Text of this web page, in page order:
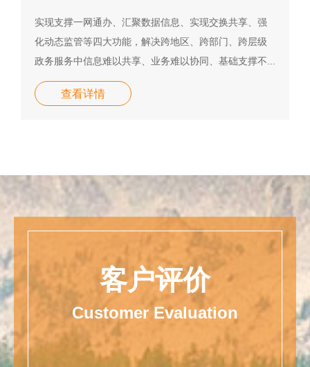
实现支撑一网通办、汇聚数据信息、实现交换共享、强
化动态监管等四大功能，解决跨地区、跨部门、跨层级
政务服务中信息难以共享、业务难以协同、基础支撑不...
查看详情
客户评价
Customer Evaluation